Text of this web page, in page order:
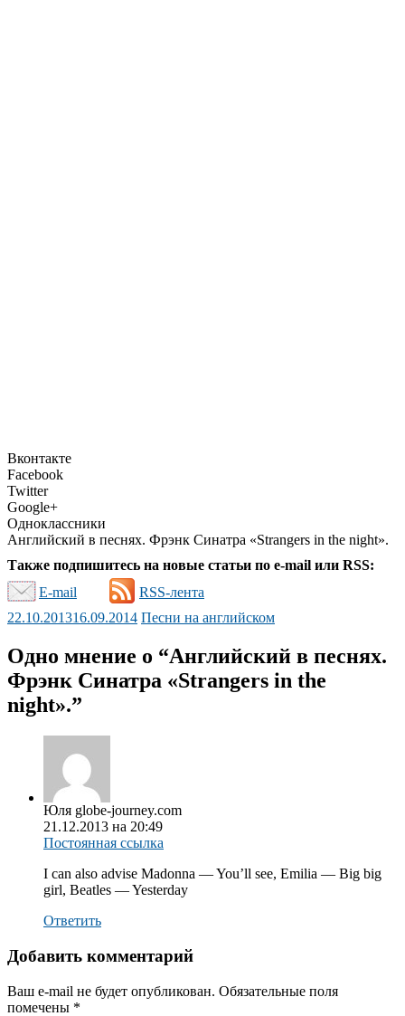
Вконтакте
Facebook
Twitter
Google+
Одноклассники
Английский в песнях. Фрэнк Синатра «Strangers in the night».
Также подпишитесь на новые статьи по e-mail или RSS:
E-mail
RSS-лента
22.10.201316.09.2014 Песни на английском
Одно мнение о “Английский в песнях.
Фрэнк Синатра «Strangers in the
night».”
Юля globe-journey.com
21.12.2013 на 20:49
Постоянная ссылка
I can also advise Madonna — You’ll see, Emilia — Big big
girl, Beatles — Yesterday
Ответить
Добавить комментарий
Ваш e-mail не будет опубликован. Обязательные поля
помечены *